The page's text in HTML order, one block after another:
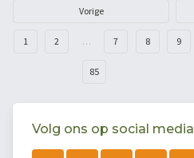
Vorige
1 2 … 7 8 9
85
Volg ons op social media